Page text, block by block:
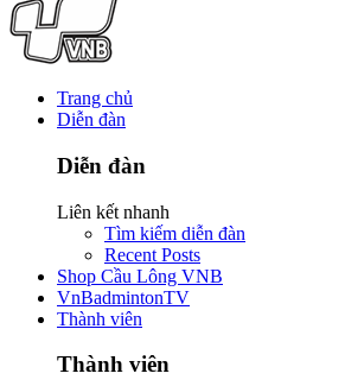
Trang chủ
Diễn đàn
Diễn đàn
Liên kết nhanh
Tìm kiếm diễn đàn
Recent Posts
Shop Cầu Lông VNB
VnBadmintonTV
Thành viên
Thành viên